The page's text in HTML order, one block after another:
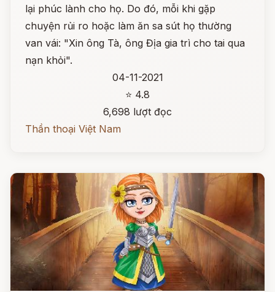
lại phúc lành cho họ. Do đó, mỗi khi gặp
chuyện rủi ro hoặc làm ăn sa sút họ thường
van vái: "Xin ông Tà, ông Địa gia trì cho tai qua
nạn khỏi".
04-11-2021
⭐ 4.8
6,698 lượt đọc
Thần thoại Việt Nam